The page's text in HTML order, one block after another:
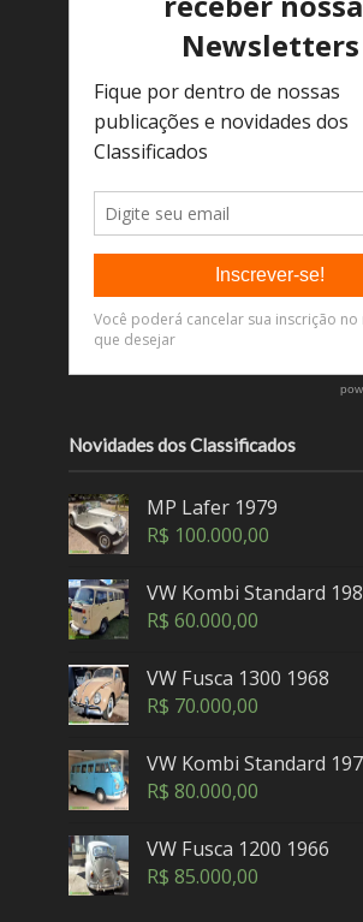
Novidades dos Classificados
MP Lafer 1979
R$ 100.000,00
VW Kombi Standard
R$ 60.000,00
VW Fusca 1300 1968
R$ 70.000,00
VW Kombi Standard
R$ 80.000,00
VW Fusca 1200 1966
R$ 85.000,00